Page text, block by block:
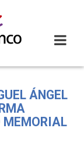
ÁNGEL
MEMORIAL